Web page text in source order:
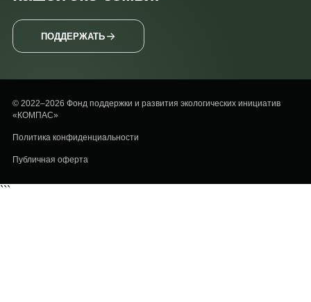
ПОДДЕРЖАТЬ
© 2022–2026 Фонд поддержки и развития экологических инициатив
«КОМПАС»
Политика конфиденциальности
Публичная оферта
```